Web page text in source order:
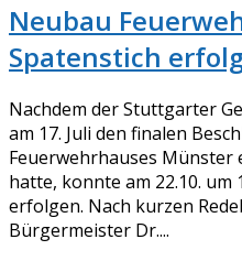
Neubau
Spatenstich
Nachdem der Stuttgarter
am 17. Juli den finalen
Feuerwehrhauses Münster
hatte, konnte am 22.10. um
erfolgen. Nach kurzen
Bürgermeister Dr....